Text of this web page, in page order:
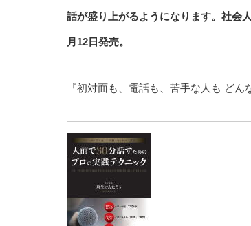
話が盛り上がるようになります。社会
月12日発売。
『初対面も、電話も、苦手な人も どん